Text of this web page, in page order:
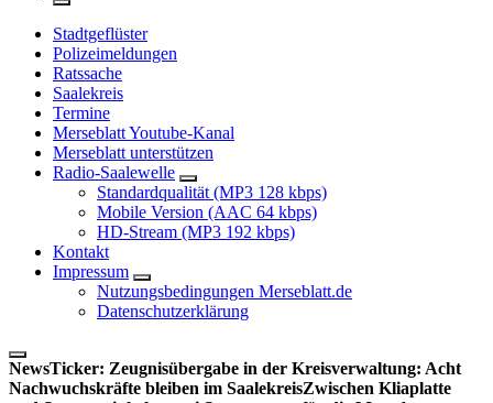
Stadtgeflüster
Polizeimeldungen
Ratssache
Saalekreis
Termine
Merseblatt Youtube-Kanal
Merseblatt unterstützen
Radio-Saalewelle
Standardqualität (MP3 128 kbps)
Mobile Version (AAC 64 kbps)
HD-Stream (MP3 192 kbps)
Kontakt
Impressum
Nutzungsbedingungen Merseblatt.de
Datenschutzerklärung
NewsTicker: Zeugnisübergabe in der Kreisverwaltung: Acht
Nachwuchskräfte bleiben im SaalekreisZwischen Kliaplatte